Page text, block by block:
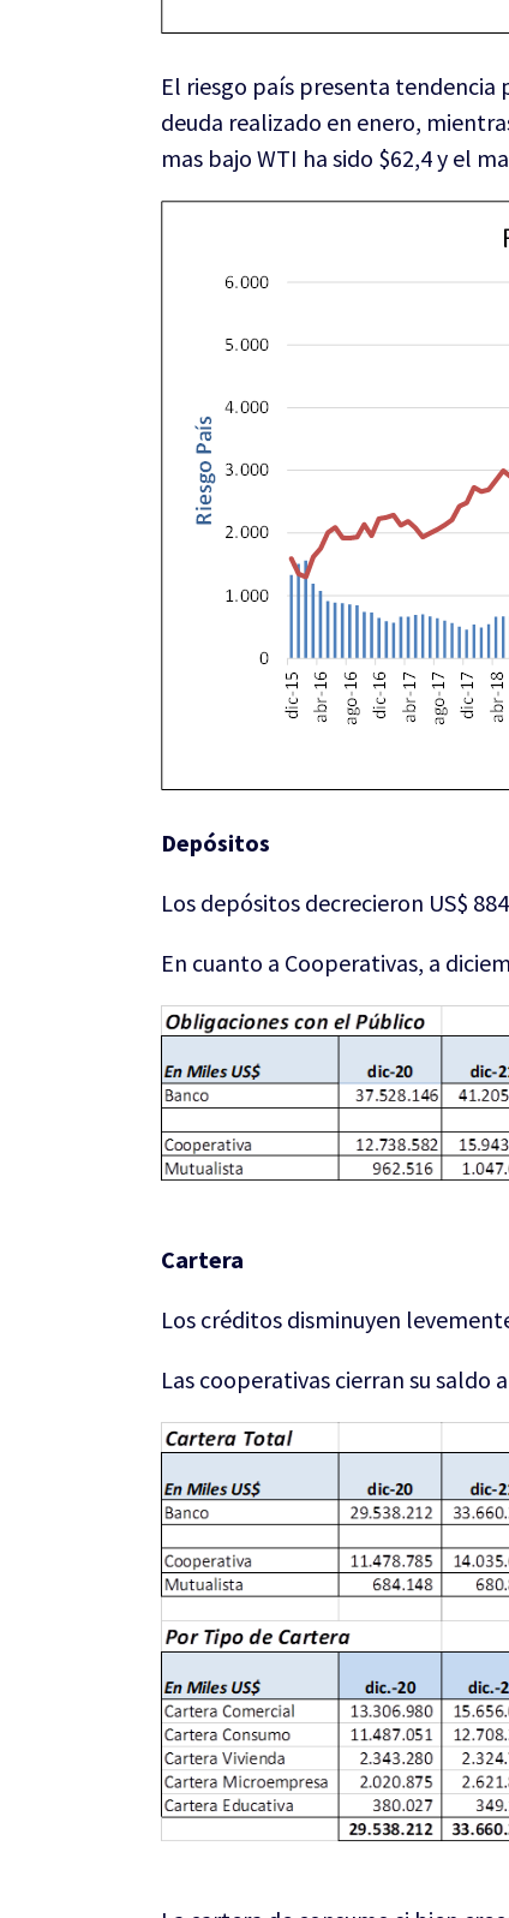
El riesgo país presenta tendencia
deuda realizado en enero,
mas bajo WTI ha sido $62,4 y el
Depósitos
Los depósitos decrecieron US$
En cuanto a Cooperativas, a
Cartera
Los créditos disminuyen
Las cooperativas cierran su saldo